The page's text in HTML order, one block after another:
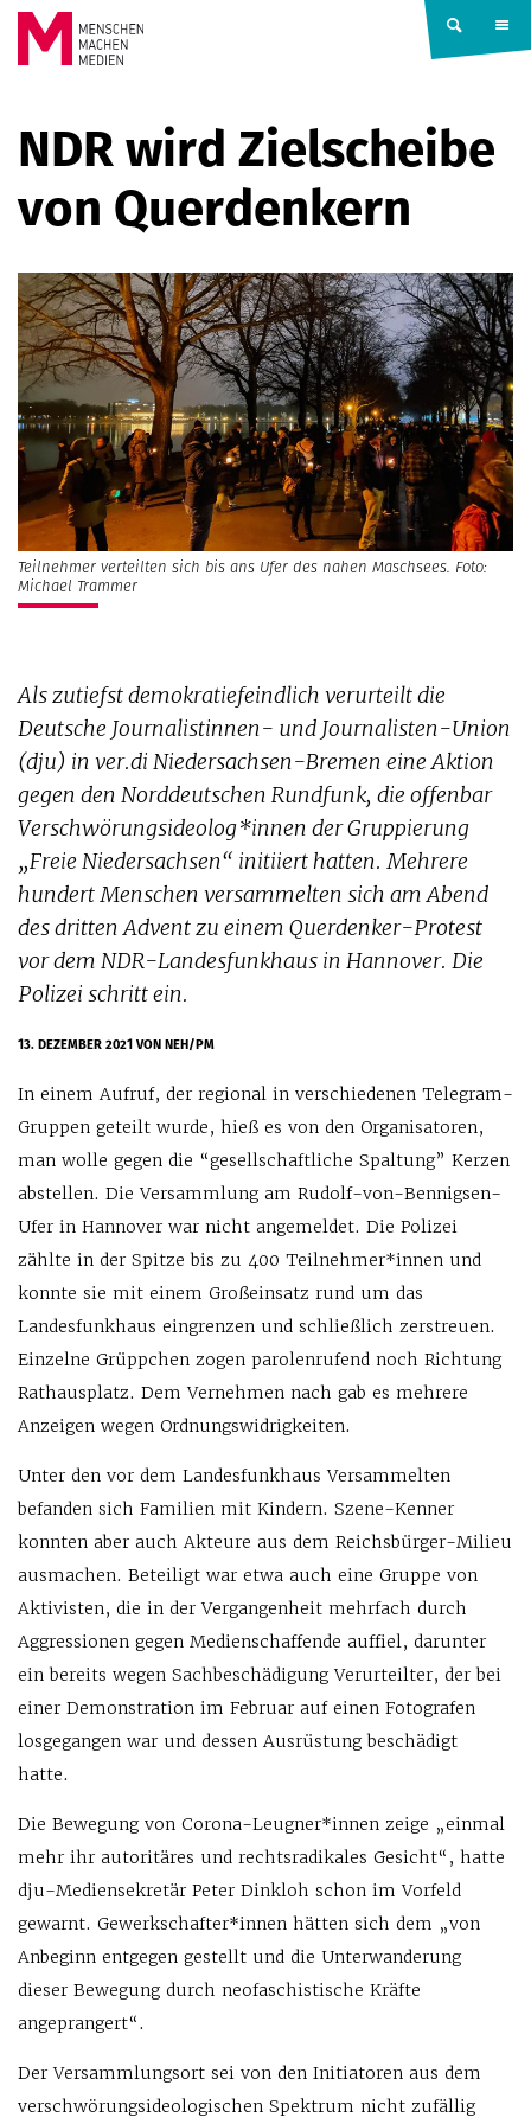
Springe zum Inhalt
MACHEN
MEDIEN
NDR wird Zielscheibe
von Querdenkern
Teilnehmer verteilten sich bis ans Ufer des nahen Maschsees. Foto:
Michael Trammer
Als zutiefst demokratiefeindlich verurteilt die
Deutsche Journalistinnen- und Journalisten-Union
(dju) in ver.di Niedersachsen-Bremen eine Aktion
gegen den Norddeutschen Rundfunk, die offenbar
Verschwörungsideolog*innen der Gruppierung
„Freie Niedersachsen“ initiiert hatten. Mehrere
hundert Menschen versammelten sich am Abend
des dritten Advent zu einem Querdenker-Protest
vor dem NDR-Landesfunkhaus in Hannover. Die
Polizei schritt ein.
13. DEZEMBER 2021VON NEH/PM
In einem Aufruf, der regional in verschiedenen Telegram-
Gruppen geteilt wurde, hieß es von den Organisatoren,
man wolle gegen die “gesellschaftliche Spaltung” Kerzen
abstellen. Die Versammlung am Rudolf-von-Bennigsen-
Ufer in Hannover war nicht angemeldet. Die Polizei
zählte in der Spitze bis zu 400 Teilnehmer*innen und
konnte sie mit einem Großeinsatz rund um das
Landesfunkhaus eingrenzen und schließlich zerstreuen.
Einzelne Grüppchen zogen parolenrufend noch Richtung
Rathausplatz. Dem Vernehmen nach gab es mehrere
Anzeigen wegen Ordnungswidrigkeiten.
Unter den vor dem Landesfunkhaus Versammelten
befanden sich Familien mit Kindern. Szene-Kenner
konnten aber auch Akteure aus dem Reichsbürger-Milieu
ausmachen. Beteiligt war etwa auch eine Gruppe von
Aktivisten, die in der Vergangenheit mehrfach durch
Aggressionen gegen Medienschaffende auffiel, darunter
ein bereits wegen Sachbeschädigung Verurteilter, der bei
einer Demonstration im Februar auf einen Fotografen
losgegangen war und dessen Ausrüstung beschädigt
hatte.
Die Bewegung von Corona-Leugner*innen zeige „einmal
mehr ihr autoritäres und rechtsradikales Gesicht“, hatte
dju-Mediensekretär Peter Dinkloh schon im Vorfeld
gewarnt. Gewerkschafter*innen hätten sich dem „von
Anbeginn entgegen gestellt und die Unterwanderung
dieser Bewegung durch neofaschistische Kräfte
angeprangert“.
Der Versammlungsort sei von den Initiatoren aus dem
verschwörungsideologischen Spektrum nicht zufällig